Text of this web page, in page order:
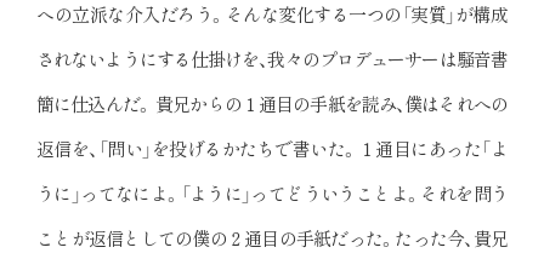
への立派な介入だろう。そんな変化する一つの「実質」が構成
されないようにする仕掛けを、我々のプロデューサーは騒音書
簡に仕込んだ。 貴兄からの１通目の手紙を読み、僕はそれへの
返信を、「問い」を投げるかたちで書いた。１通目にあった「よ
うに」ってなによ。「ように」ってどういうことよ。それを問う
ことが返信としての僕の２通目の手紙だった。たった今、貴兄